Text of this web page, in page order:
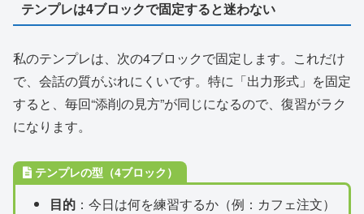
テンプレは4ブロックで固定すると迷わない
私のテンプレは、次の4ブロックで固定します。これだけ
で、会話の質がぶれにくいです。特に「出力形式」を固定
すると、毎回“添削の見方”が同じになるので、復習がラク
になります。
テンプレの型（4ブロック）
目的：今日は何を練習するか（例：カフェ注文）